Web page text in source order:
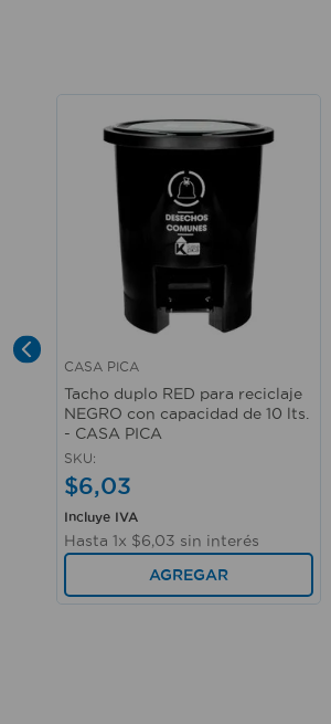
CASA PICA
Tacho duplo RED para reciclaje
NEGRO con capacidad de 10 lts.
- CASA PICA
SKU:
$6,03
Incluye IVA
Hasta 1x $6,03 sin interés
AGREGAR